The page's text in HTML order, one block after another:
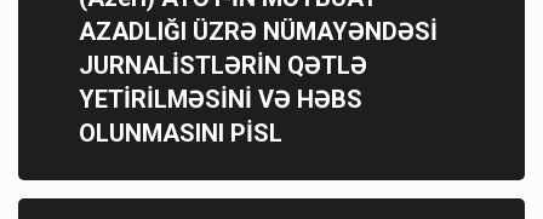
AZADLIĞI ÜZRƏ NÜMAYƏNDƏSİ
JURNALİSTLƏRİN QƏTLƏ
YETİRİLMƏSİNİ VƏ HƏBS
OLUNMASINI PİSL